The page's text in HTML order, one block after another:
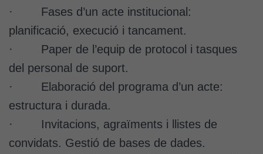
· Fases d’un acte institucional:
planificació, execució i tancament.
· Paper de l’equip de protocol i tasques
del personal de suport.
· Elaboració del programa d’un acte:
estructura i durada.
· Invitacions, agraïments i llistes de
convidats. Gestió de bases de dades.